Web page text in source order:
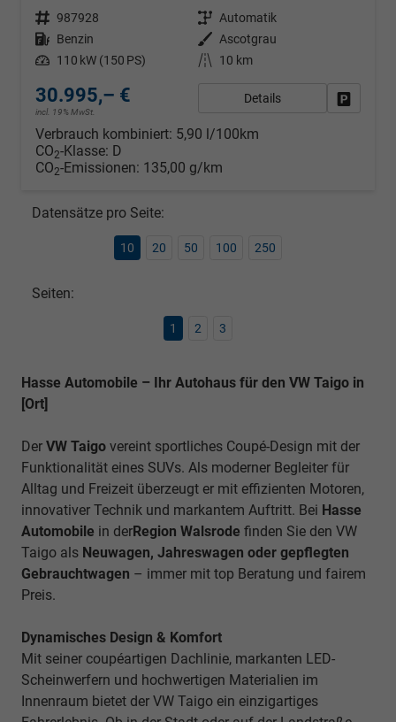
Fahrzeugnr. 987928 Getriebe Automatik
Kraftstoff Benzin Außenfarbe
Ascotgrau
Leistung 110 kW (150 PS) Kilometerstand 10 km
30.995,– €
incl. 19% MwSt.
Details
Verbrauch kombiniert: 5,90 l/100km
CO2-Klasse: D
CO2-Emissionen: 135,00 g/km
Datensätze pro Seite:
10 20 50 100 250
Seiten:
1 2 3
Hasse Automobile – Ihr Autohaus für den VW Taigo in
[Ort]
Der VW Taigo vereint sportliches Coupé-Design mit der
Funktionalität eines SUVs. Als moderner Begleiter für
Alltag und Freizeit überzeugt er mit effizienten Motoren,
innovativer Technik und markantem Auftritt. Bei Hasse
Automobile in derRegion Walsrode finden Sie den VW
Taigo als Neuwagen, Jahreswagen oder gepflegten
Gebrauchtwagen – immer mit top Beratung und fairem
Preis.
Dynamisches Design & Komfort
Mit seiner coupéartigen Dachlinie, markanten LED-
Scheinwerfern und hochwertigen Materialien im
Innenraum bietet der VW Taigo ein einzigartiges